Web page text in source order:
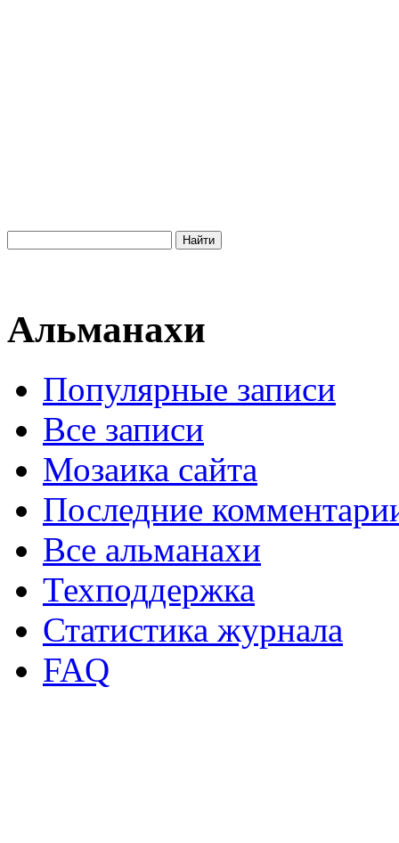
Альманахи
Популярные записи
Все записи
Мозаика сайта
Последние
Все альманахи
Техподдержка
Статистика журнала
FAQ